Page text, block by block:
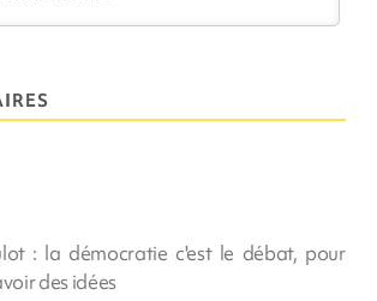
: la démocratie c'est le débat, pour
des idées